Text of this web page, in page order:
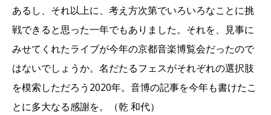
あるし、それ以上に、考え方次第でいろいろなことに挑
戦できると思った一年でもありました。それを、見事に
みせてくれたライブが今年の京都音楽博覧会だったので
はないでしょうか。名だたるフェスがそれぞれの選択肢
を模索しただろう2020年。音博の記事を今年も書けたこ
とに多大なる感謝を。（乾 和代）